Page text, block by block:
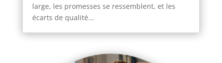
large, les promesses se ressemblent, et les
écarts de qualité...